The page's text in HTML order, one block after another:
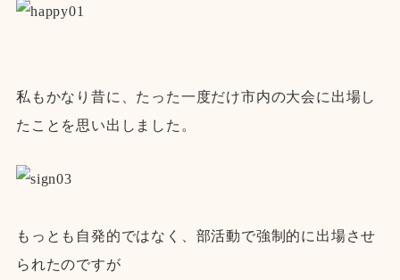
私もかなり昔に、たった一度だけ市内の大会に出場し
たことを思い出しました。
もっとも自発的ではなく、部活動で強制的に出場させ
られたのですが